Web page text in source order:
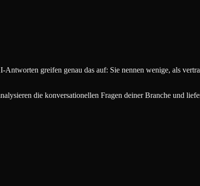
greifen genau das auf: Sie nennen wenige, als
die konversationellen Fragen deiner Branche und